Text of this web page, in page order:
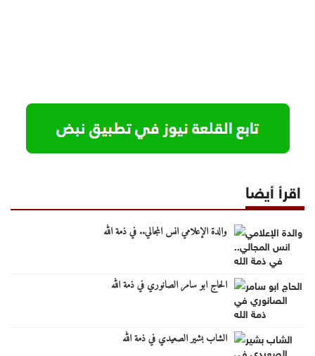
اقرأ أيضا
والدة الإعلامي انس المجالي.. في ذمة الله
الحاج ابو سامر الصانوري في ذمة الله
الشاب بشير الصعيدي في ذمة الله